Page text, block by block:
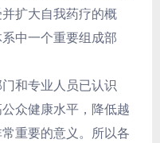
扩大自我药疗的概
中一个重要组成部
和专业人员已认识
众健康水平，降低越
重要的意义。所以各